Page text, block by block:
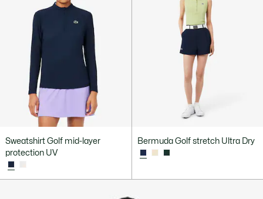
Sweatshirt Golf mid-layer
protection UV
Bermuda Golf stretch Ultra Dry